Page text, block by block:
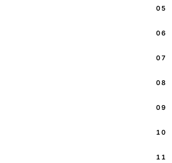
05
06
07
08
09
10
11